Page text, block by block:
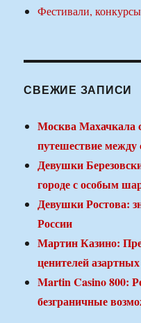
Фестивали,
СВЕЖИЕ ЗАПИСИ
Москва Махачкала
путешествие между
Девушки
городе с особым
Девушки Ростова:
России
Мартин Казино:
ценителей
Martin Casino 800:
безграничные